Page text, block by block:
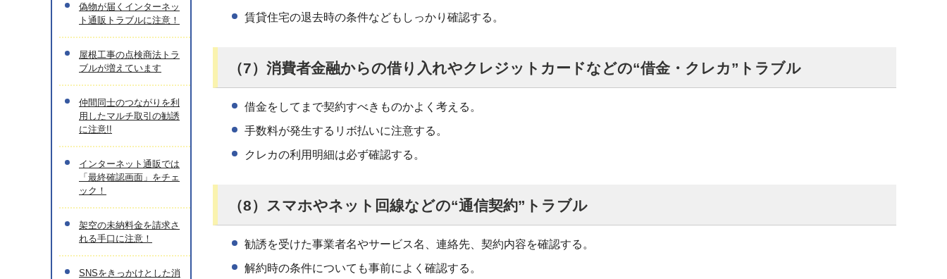
賃貸住宅の退去時の条件などもしっかり確認する。
（7）消費者金融からの借り入れやクレジットカードなどの“借金・クレカ”トラブル
借金をしてまで契約すべきものかよく考える。
手数料が発生するリボ払いに注意する。
クレカの利用明細は必ず確認する。
（8）スマホやネット回線などの“通信契約”トラブル
勧誘を受けた事業者名やサービス名、連絡先、契約内容を確認する。
解約時の条件についても事前によく確認する。
偽物が届くインターネッ
ト通販トラブルに注意！
屋根工事の点検商法トラ
ブルが増えています
仲間同士のつながりを利
用したマルチ取引の勧誘
に注意!!
インターネット通販では
「最終確認画面」をチェ
ック！
架空の未納料金を請求さ
れる手口に注意！
SNSをきっかけとした消